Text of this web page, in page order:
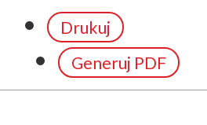
Drukuj
Generuj PDF